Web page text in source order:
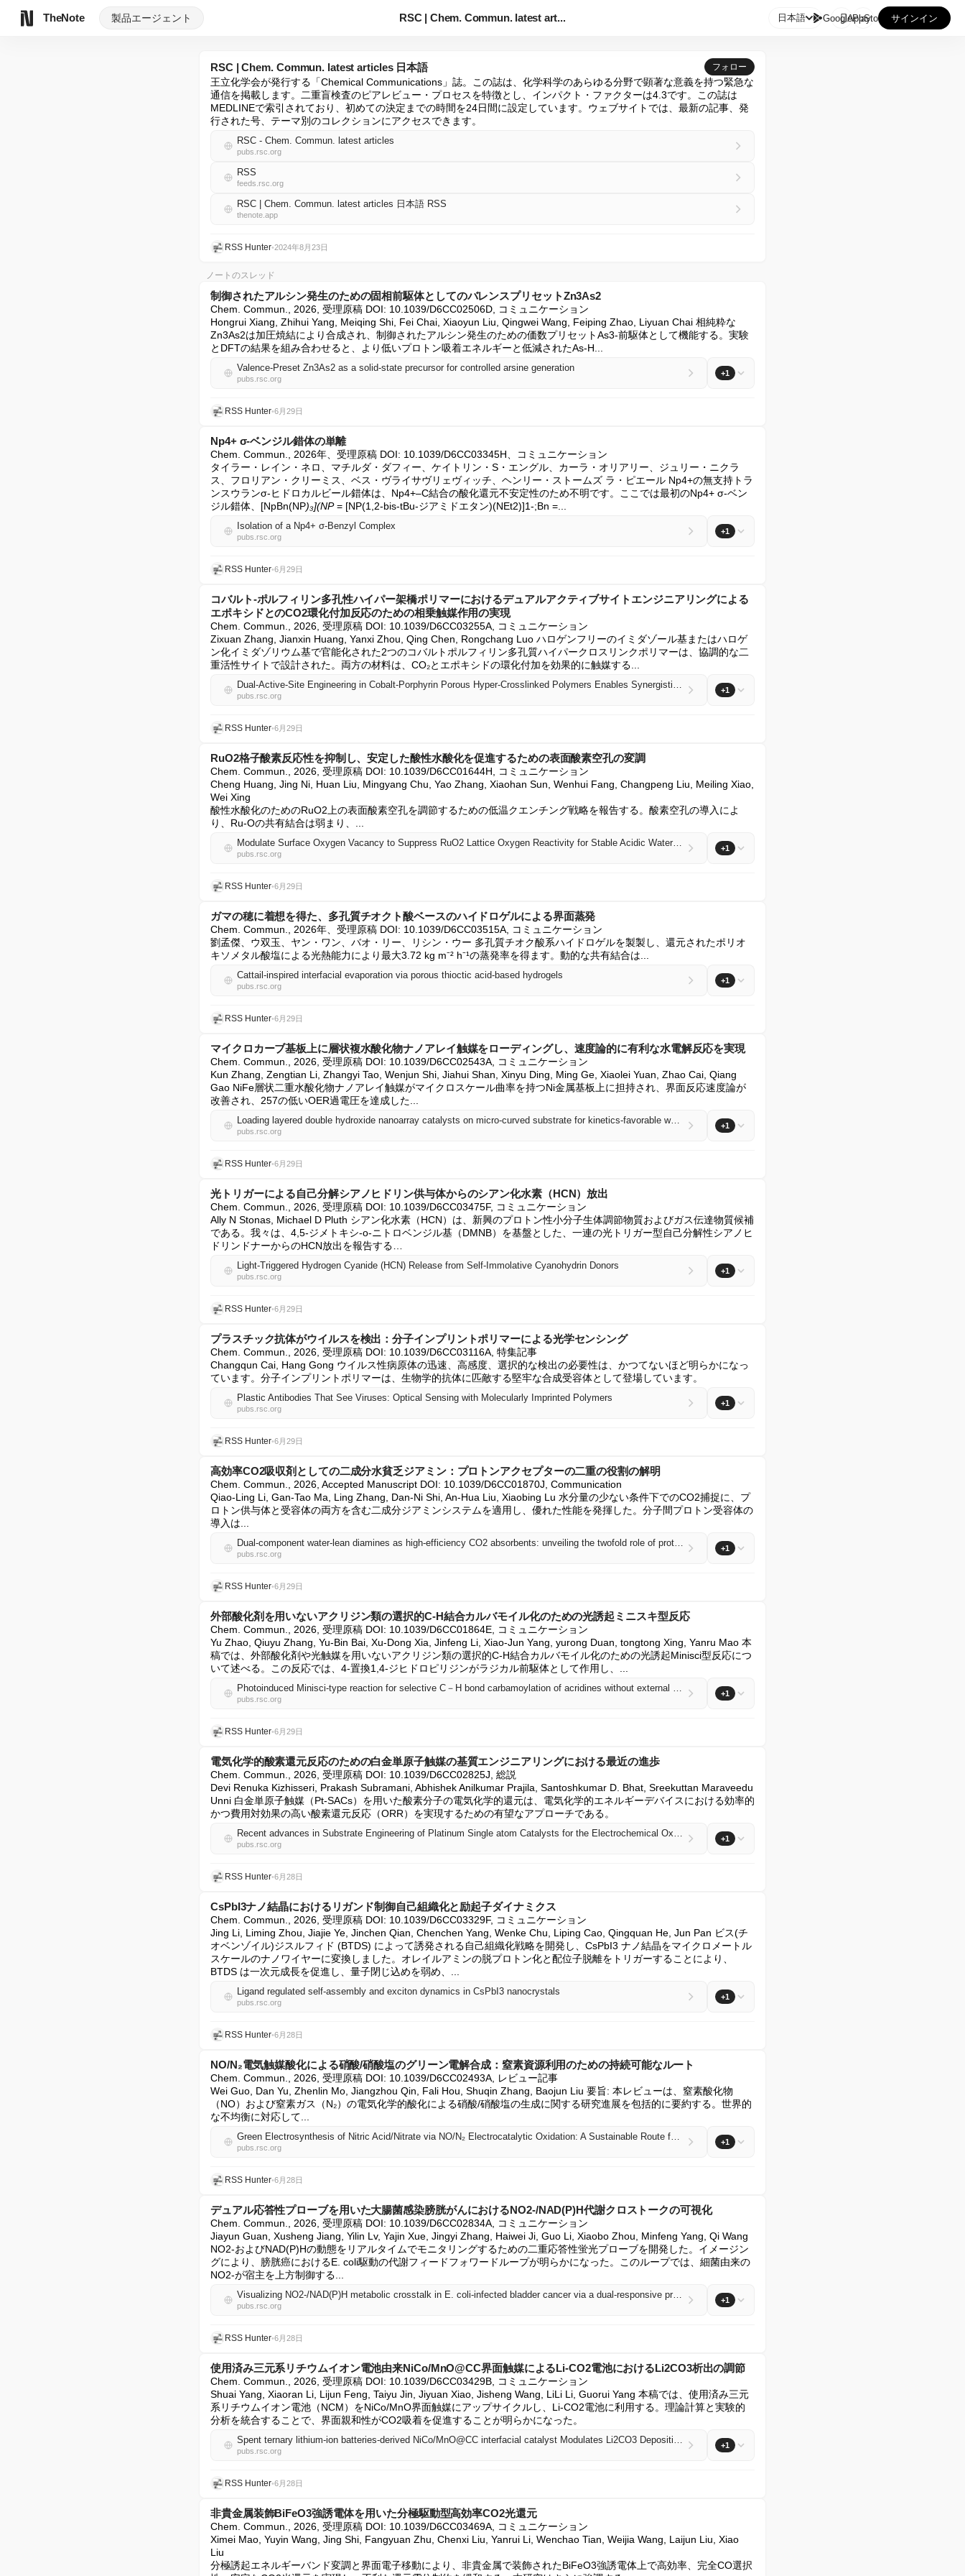
TheNote 製品エージェント RSC | Chem. Commun. latest art... 日本語 GooglePlay
AppStore サインイン
RSC | Chem. Commun. latest articles 日本語 フォロー
王立化学会が発行する「Chemical Communications」誌。この誌は、化学科学のあらゆる分野で顕著な意義を持つ緊急な
通信を掲載します。二重盲検査のピアレビュー・プロセスを特徴とし、インパクト・ファクターは4.3です。この誌は
MEDLINEで索引されており、初めての決定までの時間を24日間に設定しています。ウェブサイトでは、最新の記事、発
行された号、テーマ別のコレクションにアクセスできます。
RSC - Chem. Commun. latest articles
pubs.rsc.org
RSS
feeds.rsc.org
RSC | Chem. Commun. latest articles 日本語 RSS
thenote.app
RSS Hunter•2024年8月23日
ノートのスレッド
制御されたアルシン発生のための固相前駆体としてのバレンスプリセットZn3As2
Chem. Commun., 2026, 受理原稿 DOI: 10.1039/D6CC02506D, コミュニケーション
Hongrui Xiang, Zhihui Yang, Meiqing Shi, Fei Chai, Xiaoyun Liu, Qingwei Wang, Feiping Zhao, Liyuan Chai 相純粋な
Zn3As2は加圧焼結により合成され、制御されたアルシン発生のための価数プリセットAs3-前駆体として機能する。実験
とDFTの結果を組み合わせると、より低いプロトン吸着エネルギーと低減されたAs-H...
Valence-Preset Zn3As2 as a solid-state precursor for controlled arsine generation
pubs.rsc.org
+1
RSS Hunter•6月29日
Np4+ σ-ベンジル錯体の単離
Chem. Commun., 2026年、受理原稿 DOI: 10.1039/D6CC03345H、コミュニケーション
タイラー・レイン・ネロ、マチルダ・ダフィー、ケイトリン・S・エングル、カーラ・オリアリー、ジュリー・ニクラ
ス、フロリアン・クリーミス、ベス・ヴライサヴリェヴィッチ、ヘンリー・ストームズ ラ・ピエール Np4+の無支持トラ
ンスウランσ-ヒドロカルビール錯体は、Np4+–C結合の酸化還元不安定性のため不明です。ここでは最初のNp4+ σ-ベン
ジル錯体、[NpBn(NP)₃](NP = [NP(1,2-bis-tBu-ジアミドエタン)(NEt2)]1-;Bn =...
Isolation of a Np4+ σ-Benzyl Complex
pubs.rsc.org
+1
RSS Hunter•6月29日
コバルト-ポルフィリン多孔性ハイパー架橋ポリマーにおけるデュアルアクティブサイトエンジニアリングによる
エポキシドとのCO2環化付加反応のための相乗触媒作用の実現
Chem. Commun., 2026, 受理原稿 DOI: 10.1039/D6CC03255A, コミュニケーション
Zixuan Zhang, Jianxin Huang, Yanxi Zhou, Qing Chen, Rongchang Luo ハロゲンフリーのイミダゾール基またはハロゲ
ン化イミダゾリウム基で官能化された2つのコバルトポルフィリン多孔質ハイパークロスリンクポリマーは、協調的な二
重活性サイトで設計された。両方の材料は、CO₂とエポキシドの環化付加を効果的に触媒する...
Dual-Active-Site Engineering in Cobalt-Porphyrin Porous Hyper-Crosslinked Polymers Enables Synergistic Catalysis for CO2 Cycloaddition with Epoxides
pubs.rsc.org
+1
RSS Hunter•6月29日
RuO2格子酸素反応性を抑制し、安定した酸性水酸化を促進するための表面酸素空孔の変調
Chem. Commun., 2026, 受理原稿 DOI: 10.1039/D6CC01644H, コミュニケーション
Cheng Huang, Jing Ni, Huan Liu, Mingyang Chu, Yao Zhang, Xiaohan Sun, Wenhui Fang, Changpeng Liu, Meiling Xiao,
Wei Xing
酸性水酸化のためのRuO2上の表面酸素空孔を調節するための低温クエンチング戦略を報告する。酸素空孔の導入によ
り、Ru-Oの共有結合は弱まり、...
Modulate Surface Oxygen Vacancy to Suppress RuO2 Lattice Oxygen Reactivity for Stable Acidic Water Oxidation
pubs.rsc.org
+1
RSS Hunter•6月29日
ガマの穂に着想を得た、多孔質チオクト酸ベースのハイドロゲルによる界面蒸発
Chem. Commun., 2026年、受理原稿 DOI: 10.1039/D6CC03515A, コミュニケーション
劉孟傑、ウ双玉、ヤン・ワン、バオ・リー、リシン・ウー 多孔質チオク酸系ハイドロゲルを製製し、還元されたポリオ
キソメタル酸塩による光熱能力により最大3.72 kg m⁻² h⁻¹の蒸発率を得ます。動的な共有結合は...
Cattail-inspired interfacial evaporation via porous thioctic acid-based hydrogels
pubs.rsc.org
+1
RSS Hunter•6月29日
マイクロカーブ基板上に層状複水酸化物ナノアレイ触媒をローディングし、速度論的に有利な水電解反応を実現
Chem. Commun., 2026, 受理原稿 DOI: 10.1039/D6CC02543A, コミュニケーション
Kun Zhang, Zengtian Li, Zhangyi Tao, Wenjun Shi, Jiahui Shan, Xinyu Ding, Ming Ge, Xiaolei Yuan, Zhao Cai, Qiang
Gao NiFe層状二重水酸化物ナノアレイ触媒がマイクロスケール曲率を持つNi金属基板上に担持され、界面反応速度論が
改善され、257の低いOER過電圧を達成した...
Loading layered double hydroxide nanoarray catalysts on micro-curved substrate for kinetics-favorable water electrolysis reaction
pubs.rsc.org
+1
RSS Hunter•6月29日
光トリガーによる自己分解シアノヒドリン供与体からのシアン化水素（HCN）放出
Chem. Commun., 2026, 受理原稿 DOI: 10.1039/D6CC03475F, コミュニケーション
Ally N Stonas, Michael D Pluth シアン化水素（HCN）は、新興のプロトン性小分子生体調節物質およびガス伝達物質候補
である。我々は、4,5-ジメトキシ-o-ニトロベンジル基（DMNB）を基盤とした、一連の光トリガー型自己分解性シアノヒ
ドリンドナーからのHCN放出を報告する…
Light-Triggered Hydrogen Cyanide (HCN) Release from Self-Immolative Cyanohydrin Donors
pubs.rsc.org
+1
RSS Hunter•6月29日
プラスチック抗体がウイルスを検出：分子インプリントポリマーによる光学センシング
Chem. Commun., 2026, 受理原稿 DOI: 10.1039/D6CC03116A, 特集記事
Changqun Cai, Hang Gong ウイルス性病原体の迅速、高感度、選択的な検出の必要性は、かつてないほど明らかになっ
ています。分子インプリントポリマーは、生物学的抗体に匹敵する堅牢な合成受容体として登場しています。
Plastic Antibodies That See Viruses: Optical Sensing with Molecularly Imprinted Polymers
pubs.rsc.org
+1
RSS Hunter•6月29日
高効率CO2吸収剤としての二成分水貧乏ジアミン：プロトンアクセプターの二重の役割の解明
Chem. Commun., 2026, Accepted Manuscript DOI: 10.1039/D6CC01870J, Communication
Qiao-Ling Li, Gan-Tao Ma, Ling Zhang, Dan-Ni Shi, An-Hua Liu, Xiaobing Lu 水分量の少ない条件下でのCO2捕捉に、プ
ロトン供与体と受容体の両方を含む二成分ジアミンシステムを適用し、優れた性能を発揮した。分子間プロトン受容体の
導入は...
Dual-component water-lean diamines as high-efficiency CO2 absorbents: unveiling the twofold role of proton acceptors
pubs.rsc.org
+1
RSS Hunter•6月29日
外部酸化剤を用いないアクリジン類の選択的C-H結合カルバモイル化のための光誘起ミニスキ型反応
Chem. Commun., 2026, 受理原稿 DOI: 10.1039/D6CC01864E, コミュニケーション
Yu Zhao, Qiuyu Zhang, Yu-Bin Bai, Xu-Dong Xia, Jinfeng Li, Xiao-Jun Yang, yurong Duan, tongtong Xing, Yanru Mao 本
稿では、外部酸化剤や光触媒を用いないアクリジン類の選択的C-H結合カルバモイル化のための光誘起Minisci型反応につ
いて述べる。この反応では、4-置換1,4-ジヒドロピリジンがラジカル前駆体として作用し、...
Photoinduced Minisci-type reaction for selective C－H bond carbamoylation of acridines without external oxidant
pubs.rsc.org
+1
RSS Hunter•6月29日
電気化学的酸素還元反応のための白金単原子触媒の基質エンジニアリングにおける最近の進歩
Chem. Commun., 2026, 受理原稿 DOI: 10.1039/D6CC02825J, 総説
Devi Renuka Kizhisseri, Prakash Subramani, Abhishek Anilkumar Prajila, Santoshkumar D. Bhat, Sreekuttan Maraveedu
Unni 白金単原子触媒（Pt-SACs）を用いた酸素分子の電気化学的還元は、電気化学的エネルギーデバイスにおける効率的
かつ費用対効果の高い酸素還元反応（ORR）を実現するための有望なアプローチである。
Recent advances in Substrate Engineering of Platinum Single atom Catalysts for the Electrochemical Oxygen Reduction Reaction
pubs.rsc.org
+1
RSS Hunter•6月28日
CsPbI3ナノ結晶におけるリガンド制御自己組織化と励起子ダイナミクス
Chem. Commun., 2026, 受理原稿 DOI: 10.1039/D6CC03329F, コミュニケーション
Jing Li, Liming Zhou, Jiajie Ye, Jinchen Qian, Chenchen Yang, Wenke Chu, Liping Cao, Qingquan He, Jun Pan ビス(チ
オベンゾイル)ジスルフィド (BTDS) によって誘発される自己組織化戦略を開発し、CsPbI3 ナノ結晶をマイクロメートル
スケールのナノワイヤーに変換しました。オレイルアミンの脱プロトン化と配位子脱離をトリガーすることにより、
BTDS は一次元成長を促進し、量子閉じ込めを弱め、...
Ligand regulated self-assembly and exciton dynamics in CsPbI3 nanocrystals
pubs.rsc.org
+1
RSS Hunter•6月28日
NO/N₂電気触媒酸化による硝酸/硝酸塩のグリーン電解合成：窒素資源利用のための持続可能なルート
Chem. Commun., 2026, 受理原稿 DOI: 10.1039/D6CC02493A, レビュー記事
Wei Guo, Dan Yu, Zhenlin Mo, Jiangzhou Qin, Fali Hou, Shuqin Zhang, Baojun Liu 要旨: 本レビューは、窒素酸化物
（NO）および窒素ガス（N₂）の電気化学的酸化による硝酸/硝酸塩の生成に関する研究進展を包括的に要約する。世界的
な不均衡に対応して...
Green Electrosynthesis of Nitric Acid/Nitrate via NO/N₂ Electrocatalytic Oxidation: A Sustainable Route for Nitrogen Resource Utilization
pubs.rsc.org
+1
RSS Hunter•6月28日
デュアル応答性プローブを用いた大腸菌感染膀胱がんにおけるNO2-/NAD(P)H代謝クロストークの可視化
Chem. Commun., 2026, 受理原稿 DOI: 10.1039/D6CC02834A, コミュニケーション
Jiayun Guan, Xusheng Jiang, Yilin Lv, Yajin Xue, Jingyi Zhang, Haiwei Ji, Guo Li, Xiaobo Zhou, Minfeng Yang, Qi Wang
NO2-およびNAD(P)Hの動態をリアルタイムでモニタリングするための二重応答性蛍光プローブを開発した。イメージン
グにより、膀胱癌におけるE. coli駆動の代謝フィードフォワードループが明らかになった。このループでは、細菌由来の
NO2-が宿主を上方制御する...
Visualizing NO2-/NAD(P)H metabolic crosstalk in E. coli-infected bladder cancer via a dual-responsive probe
pubs.rsc.org
+1
RSS Hunter•6月28日
使用済み三元系リチウムイオン電池由来NiCo/MnO@CC界面触媒によるLi-CO2電池におけるLi2CO3析出の調節
Chem. Commun., 2026, 受理原稿 DOI: 10.1039/D6CC03429B, コミュニケーション
Shuai Yang, Xiaoran Li, Lijun Feng, Taiyu Jin, Jiyuan Xiao, Jisheng Wang, LiLi Li, Guorui Yang 本稿では、使用済み三元
系リチウムイオン電池（NCM）をNiCo/MnO界面触媒にアップサイクルし、Li-CO2電池に利用する。理論計算と実験的
分析を統合することで、界面親和性がCO2吸着を促進することが明らかになった。
Spent ternary lithium-ion batteries-derived NiCo/MnO@CC interfacial catalyst Modulates Li2CO3 Deposition in Li-CO2 Batteries
pubs.rsc.org
+1
RSS Hunter•6月28日
非貴金属装飾BiFeO3強誘電体を用いた分極駆動型高効率CO2光還元
Chem. Commun., 2026, 受理原稿 DOI: 10.1039/D6CC03469A, コミュニケーション
Ximei Mao, Yuyin Wang, Jing Shi, Fangyuan Zhu, Chenxi Liu, Yanrui Li, Wenchao Tian, Weijia Wang, Laijun Liu, Xiao
Liu
分極誘起エネルギーバンド変調と界面電子移動により、非貴金属で装飾されたBiFeO3強誘電体上で高効率、完全CO選択